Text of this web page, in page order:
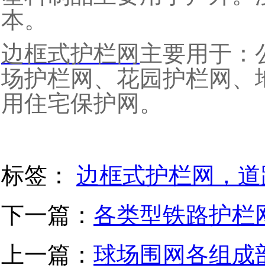
本。
边框式护栏网 主要用于
场护栏网、花园护栏网
用住宅保护网。
标签： 边框式护栏网，
下一篇： 各类型铁路护栏
上一篇： 球场围网各组成